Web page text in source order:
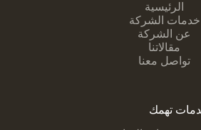
الرئيسية
خدمات الشركة
عن الشركة
مقالاتنا
تواصل معنا
تهمك